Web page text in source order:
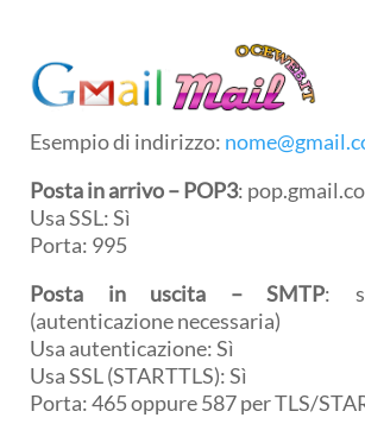
Esempio di indirizzo:
Posta in arrivo –POP3:
Usa SSL: Sì
Porta: 995
Posta in uscita –SMTP:
(autenticazione necessaria)
Usa autenticazione: Sì
Usa SSL (STARTTLS): Sì
Porta: 465 oppure 587 per TLS/